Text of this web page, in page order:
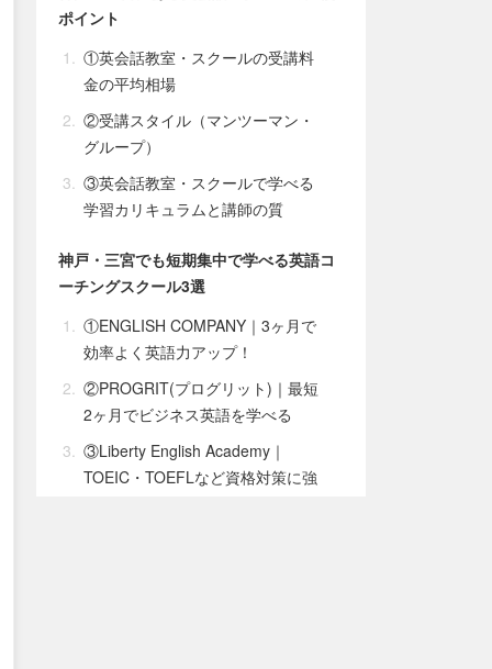
ポイント
①英会話教室・スクールの受講料
金の平均相場
②受講スタイル（マンツーマン・
グループ）
③英会話教室・スクールで学べる
学習カリキュラムと講師の質
神戸・三宮でも短期集中で学べる英語コ
ーチングスクール3選
①ENGLISH COMPANY｜3ヶ月で
効率よく英語力アップ！
②PROGRIT(プログリット)｜最短
2ヶ月でビジネス英語を学べる
③Liberty English Academy｜
TOEIC・TOEFLなど資格対策に強